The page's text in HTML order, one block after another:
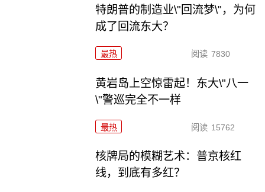
特朗普的制造业\"回流梦\"，为何
成了回流东大？
最热 阅读 7830
黄岩岛上空惊雷起！东大\"八一
\"警巡完全不一样
最热 阅读 15762
核牌局的模糊艺术：普京核红
线，到底有多红？